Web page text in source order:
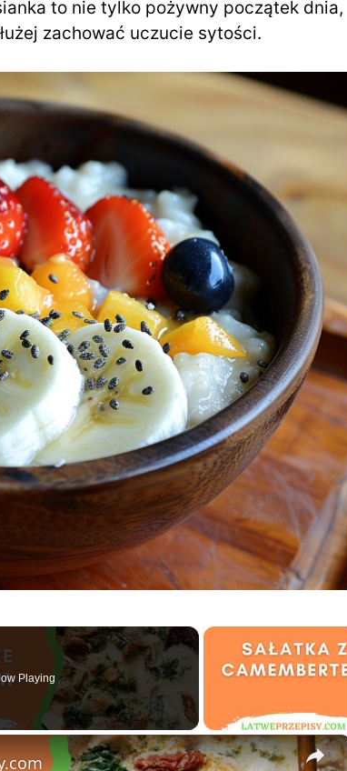
to nie tylko pożywny początek dnia,
zachować uczucie sytości.
Playing
×